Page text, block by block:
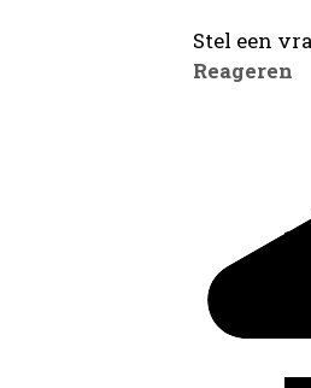
Stel een
Reageren